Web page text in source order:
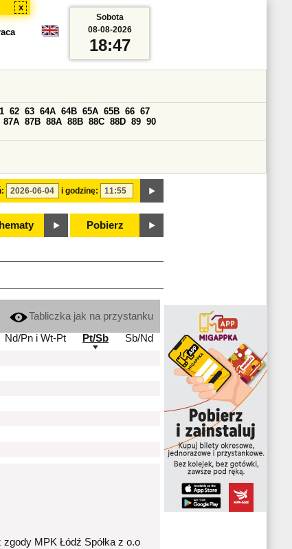
x
i godzinę:
62 63 64A 64B 65A 65B 66 67
87A 87B 88A 88B 88C 88D 89 90
Pobierz
Sobota
08-08-2026
18:47
Tabliczka jak na przystanku
Nd/Pn i Wt-Pt
Pt/Sb
Sb/Nd
MPK Łódź Spółka z o.o